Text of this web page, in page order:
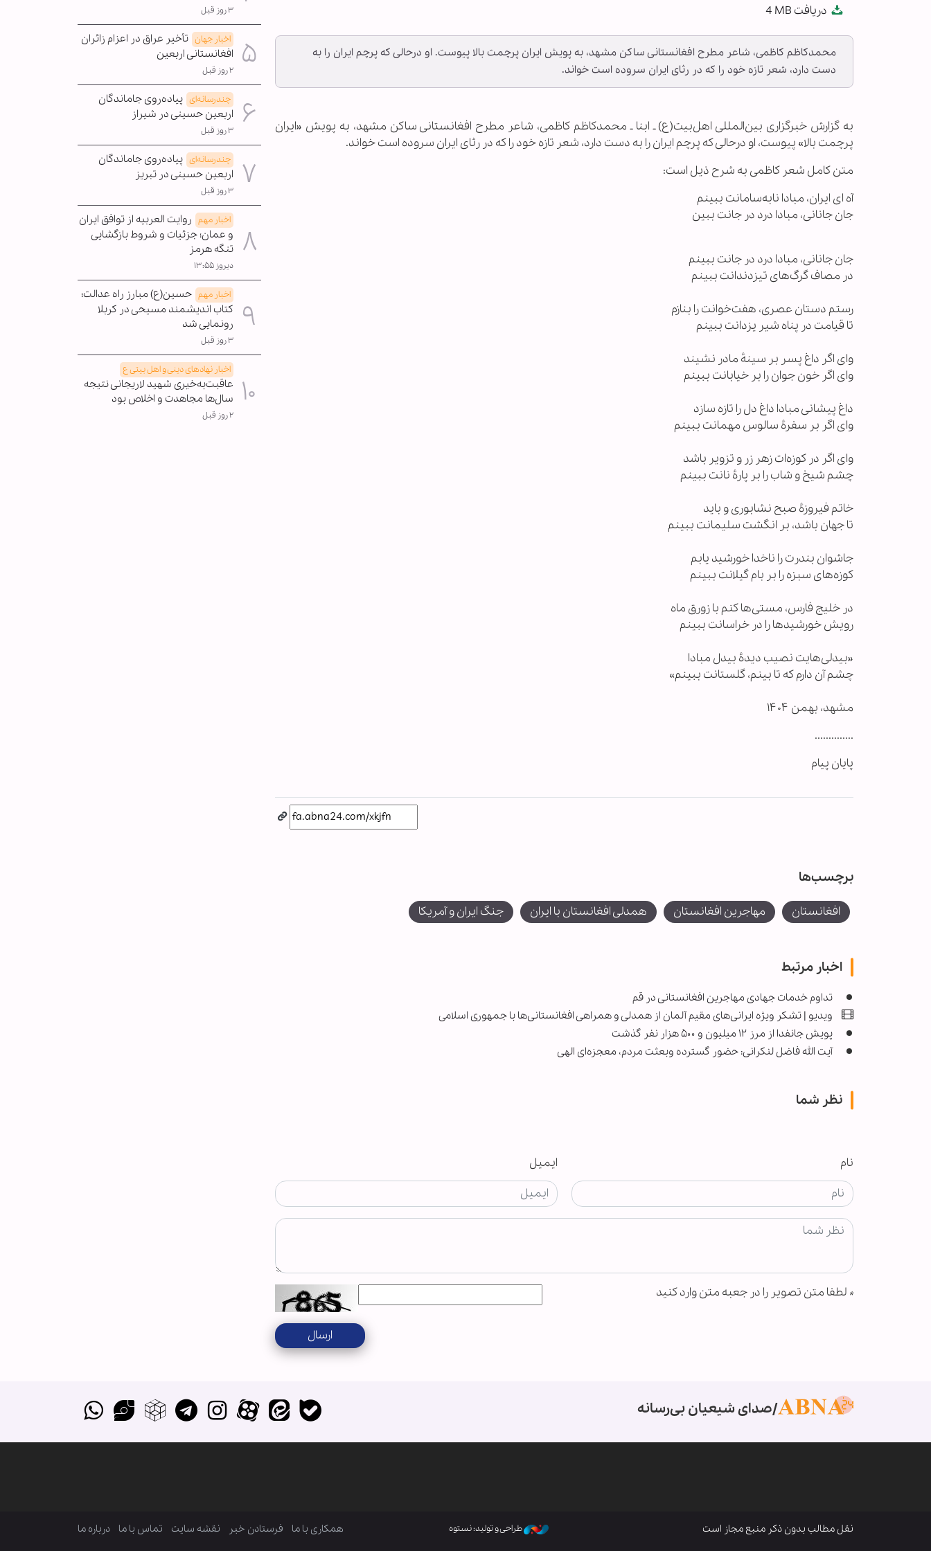
fullscreenدریافت 4 MB
محمدکاظم کاظمی، شاعر مطرح افغانستانی ساکن مشهد، به پویش ایران پرچمت بالا پیوست. او درحالی که پرچم ایران را به
دست دارد، شعر تازه خود را که در رثای ایران سروده است خواند.
به گزارش خبرگزاری بین‌المللی اهل‌بیت(ع) ـ ابنا ـ محمدکاظم کاظمی، شاعر مطرح افغانستانی ساکن مشهد، به پویش «ایران
پرچمت بالا» پیوست، او درحالی که پرچم ایران را به دست دارد، شعر تازه خود را که در رثای ایران سروده است خواند.
متن کامل شعر کاظمی به شرح ذیل است:
آه ای ایران، مبادا نابه‌سامانت ببینم
جان جانانی، مبادا درد در جانت ببین
جان جانانی، مبادا درد در جانت ببینم
در مصاف گرگ‌های تیزدندانت ببینم
رستم دستان عصری، هفت‌خوانت را بنازم
تا قیامت در پناه شیر یزدانت ببینم
وای اگر داغ پسر بر سینهٔ مادر نشیند
وای اگر خون جوان را بر خیابانت ببینم
داغ پیشانی مبادا داغ دل را تازه سازد
وای اگر بر سفرهٔ سالوس مهمانت ببینم
وای اگر در کوزه‌ات زهر زر و تزویر باشد
چشم شیخ و شاب را بر پارهٔ نانت ببینم
خاتم فیروزهٔ صبح نشابوری و باید
تا جهان باشد، بر انگشت سلیمانت ببینم
جاشوان بندرت را ناخدا خورشید یابم
کوزه‌های سبزه را بر بام گیلانت ببینم
در خلیج فارس، مستی‌ها کنم با زورق ماه
رویش خورشیدها را در خراسانت ببینم
«بیدلی‌هایت نصیب دیدهٔ بیدل مبادا
چشم آن دارم که تا بینم، گلستانت ببینم»
مشهد، بهمن ۱۴۰۴
..............
پایان پیام
برچسب‌ها
افغانستان مهاجرین افغانستان همدلی افغانستان با ایران جنگ ایران و آمریکا
اخبار مرتبط
تداوم خدمات جهادی مهاجرین افغانستانی در قم
ویدیو | تشکر ویژه ایرانی‌های مقیم آلمان از همدلی و همراهی افغانستانی‌ها با جمهوری اسلامی
پویش جانفدا از مرز ۱۲ میلیون و ۵۰۰ هزار نفر گذشت
آیت الله فاضل لنکرانی: حضور گسترده وبعثت مردم، معجزه‌ای الهی
نظر شما
نام ایمیل
* لطفا متن تصویر را در جعبه متن وارد کنید
ارسال
۳ روز قبل
اخبار جهان تأخیر عراق در اعزام زائران
افغانستانی اربعین
۲ روز قبل
چندرسانه‌ای پیاده‌روی جاماندگان
اربعین حسینی در شیراز
۳ روز قبل
چندرسانه‌ای پیاده‌روی جاماندگان
اربعین حسینی در تبریز
۳ روز قبل
اخبار مهم روایت العربیه از توافق ایران
و عمان؛ جزئیات و شروط بازگشایی
تنگه هرمز
دیروز ۱۳:۵۵
اخبار مهم حسین(ع) مبارز راه عدالت؛
کتاب اندیشمند مسیحی در کربلا
رونمایی شد
۳ روز قبل
اخبار نهادهای دینی و اهل بیتی ع
عاقبت‌به‌خیری شهید لاریجانی نتیجه
سال‌ها مجاهدت و اخلاص بود
۲ روز قبل
صدای شیعیان بی‌رسانه
نقل مطالب بدون ذکر منبع مجاز است طراحی و تولید: نستوه همکاری با ما فرستادن خبر نقشه سایت تماس با ما درباره ما